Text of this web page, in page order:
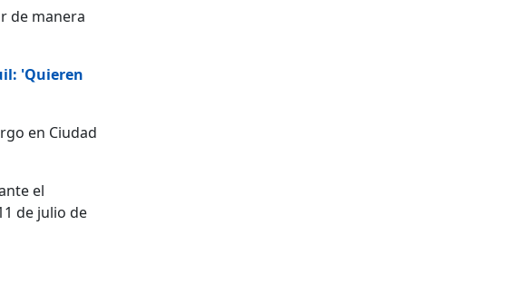
de manera
'Quieren
en Ciudad
el
de julio de